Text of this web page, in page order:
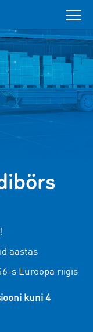
aastas
-s Euroopa riigis
kuni 4